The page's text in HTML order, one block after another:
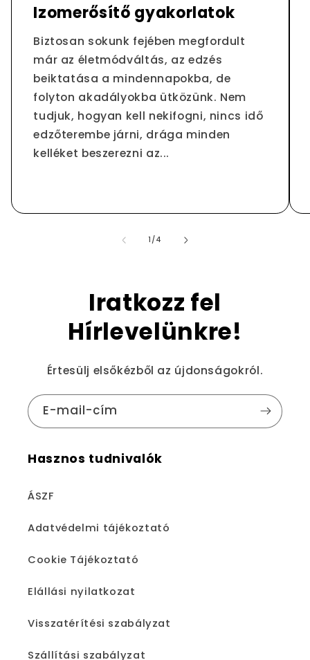
Izomerősítő gyakorlatok
Biztosan sokunk fejében megfordult
már az életmódváltás, az edzés
beiktatása a mindennapokba, de
folyton akadályokba ütközünk. Nem
tudjuk, hogyan kell nekifogni, nincs idő
edzőterembe járni, drága minden
kelléket beszerezni az...
1 //4
Iratkozz fel
Hírlevelünkre!
Értesülj elsőkézből az újdonságokról.
E-mail-cím
Hasznos tudnivalók
ÁSZF
Adatvédelmi tájékoztató
Cookie Tájékoztató
Elállási nyilatkozat
Visszatérítési szabályzat
Szállítási szabályzat